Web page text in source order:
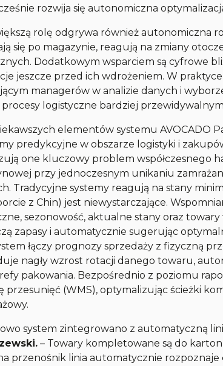
rozwija się autonomiczna
rolę odgrywa również autonomiczna
się po magazynie, reagują na zmiany
Dodatkowym wsparciem są cyfrowe
jeszcze przed ich wdrożeniem. W
managerów w analizie danych i
procesy logistyczne bardziej
elementów systemu AVOCADO
predykcyjne w obszarze logistyki i
one kluczowy problem współczesnego
przy jednoczesnym unikaniu
Tradycyjne systemy reagują na stany
z Chin) jest niewystarczające.
sezonowość, aktualne stany oraz
zapasy i automatycznie sugerując
łączy prognozy sprzedaży z fizyczną
nagły wzrost rotacji danego towaru,
pakowania. Bezpośrednio z poziomu
przesunięć (WMS), optymalizując ścieżki
system zintegrowano z automatyczną
– Towary kompletowane są do
przenośnik linia automatycznie